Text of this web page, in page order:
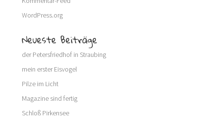
WordPress.org
Neueste Beiträge
der Petersfriedhof in Straubing
mein erster Eisvogel
Pilze im Licht
Magazine sind fertig
Schloß Pirkensee